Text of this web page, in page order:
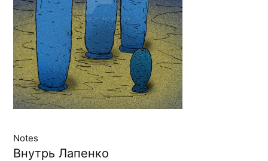
Notes
Внутрь Лапенко